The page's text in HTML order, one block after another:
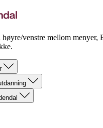
venstre mellom menyer,